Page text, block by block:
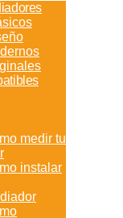
medir tu
instalar